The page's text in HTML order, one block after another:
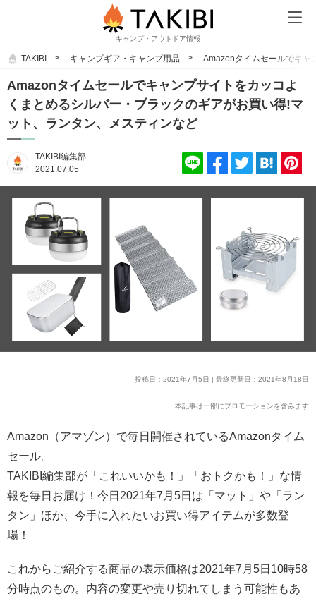
キャンプ・アウトドア情報
TAKIBI キャンプギア・キャンプ用品 Amazonタイムセールでキャ
Amazonタイムセールでキャンプサイトをカッコよ
くまとめるシルバー・ブラックのギアがお買い得!マ
ット、ランタン、メスティンなど
TAKIBI編集部
2021.07.05
投稿日：2021年7月5日 | 最終更新日：2021年8月18日
本記事は一部にプロモーションを含みます
Amazon（アマゾン）で毎日開催されているAmazonタイム
セール。
TAKIBI編集部が「これいいかも！」「おトクかも！」な情
報を毎日お届け！今日2021年7月5日は「マット」や「ラン
タン」ほか、今手に入れたいお買い得アイテムが多数登
場！
これからご紹介する商品の表示価格は2021年7月5日10時58
分時点のもの。内容の変更や売り切れてしまう可能性もあ